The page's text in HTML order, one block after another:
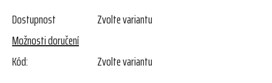
Dostupnost
Zvolte variantu
Možnosti doručení
Kód:
Zvolte variantu